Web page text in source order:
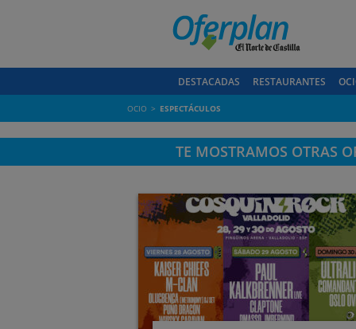
DESTACADAS RESTAURANTES
OCIO ESPECTÁCULOS
TE MOSTRAMOS OTRAS